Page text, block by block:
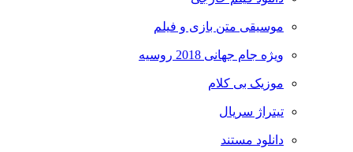
موسیقی متن بازی و فیلم
ویژه جام جهانی 2018 روسیه
موزیک بی کلام
تیتراژ سریال
دانلود مستند